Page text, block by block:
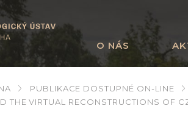
O NÁS
PUBLIKACE DOSTUPNÉ ON-LINE
THE VIRTUAL RECONSTRUCTIONS OF